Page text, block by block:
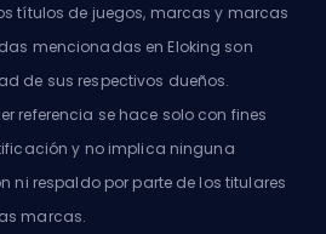
títulos de juegos, marcas y marcas
mencionadas en Eloking son
de sus respectivos dueños.
referencia se hace solo con fines
y no implica ninguna
ni respaldo por parte de los titulares
marcas.